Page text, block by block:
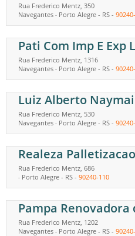
Rua Frederico Mentz, 350
Navegantes - Porto Alegre - RS -
Pati Com Imp E Exp
Rua Frederico Mentz, 1316
Navegantes - Porto Alegre - RS -
Luiz Alberto
Rua Frederico Mentz, 530
Navegantes - Porto Alegre - RS -
Realeza
Rua Frederico Mentz, 686
- Porto Alegre - RS - 90240-110
Pampa Renovadora
Rua Frederico Mentz, 1202
Navegantes - Porto Alegre - RS -